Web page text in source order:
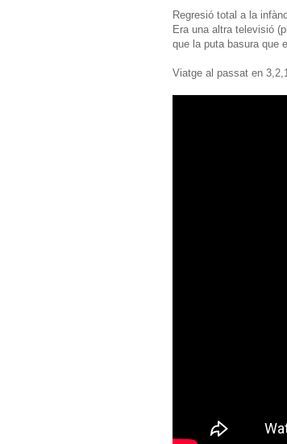
Regresió total a la
Era una altra televisió
que la puta basura que
Viatge al passat en